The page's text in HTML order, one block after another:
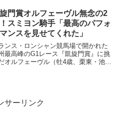
、動かなかったそうだが、そこに颯
KIDが...
門賞オルフェーヴル無念の2
スミヨン騎手「最高のパフォ
ンスを見せてくれた」
ンス・ロンシャン競馬場で開かれた
最高峰のG1レース『凱旋門賞』に挑
オルフェーヴル（牡4歳、栗東・池
サーリンク